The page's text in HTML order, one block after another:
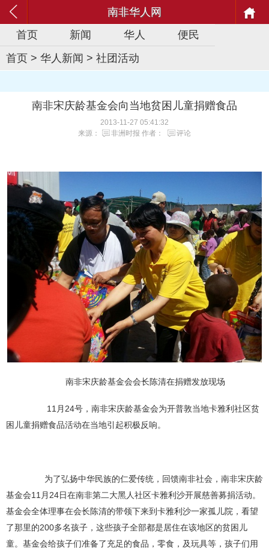
南非华人网
首页
新闻 华人
便民
首页 > 华人新闻 > 社团活动
南非宋庆龄基金会向当地贫困儿童捐赠食品
2013-11-27 05:41:32
来源：
非洲时报 作者： 评论
南非宋庆龄基金会会长陈清在捐赠发放现场
11月24号，南非宋庆龄基金会为开普敦当地卡雅利社区贫
困儿童捐赠食品活动在当地引起积极反响。
为了弘扬中华民族的仁爱传统，回馈南非社会，南非宋庆龄
基金会11月24日在南非第二大黑人社区卡雅利沙开展慈善募捐活动。
基金会全体理事在会长陈清的带领下来到卡雅利沙一家孤儿院，看望
了那里的200多名孩子，这些孩子全部都是居住在该地区的贫困儿
童。基金会给孩子们准备了充足的食品，零食，及玩具等，孩子们用